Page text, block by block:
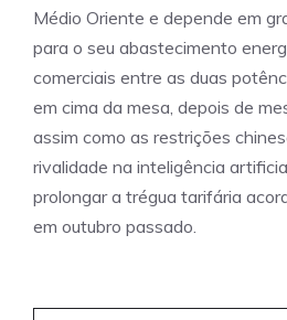
Médio Oriente e depende em
para o seu abastecimento
comerciais entre as duas
em cima da mesa, depois de
assim como as restrições
rivalidade na inteligência
prolongar a trégua tarifária
em outubro passado.